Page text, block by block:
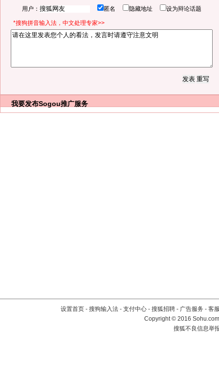
用户： 匿名 隐藏地址 设为辩论话题
*搜狗拼音输入法，中文处理专家>>
我要发布Sogou推广服务
设置首页 - 搜狗输入法 - 支付中心 - 搜狐招聘 - 广告服务 - 客
Copyright©2016
搜狐不良信息举